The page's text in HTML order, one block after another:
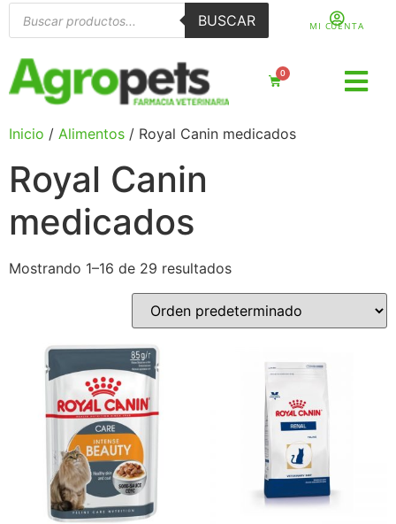
BUSCAR MI CUENTA
0
Inicio / Alimentos / Royal Canin medicados
Royal Canin
medicados
Mostrando 1–16 de 29 resultados